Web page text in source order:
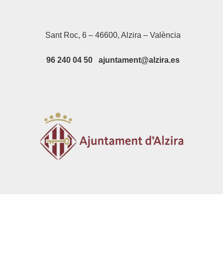
Sant Roc, 6 – 46600, Alzira – València
96 240 04 50 ajuntament@alzira.es